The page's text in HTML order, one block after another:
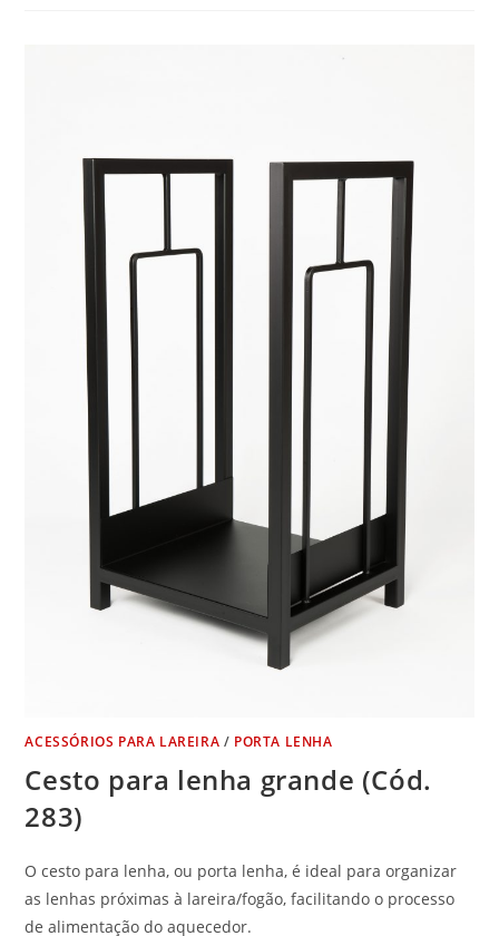
ACESSÓRIOS PARA LAREIRA / PORTA LENHA
Cesto para lenha grande (Cód.
283)
O cesto para lenha, ou porta lenha, é ideal para organizar
as lenhas próximas à lareira/fogão, facilitando o processo
de alimentação do aquecedor.